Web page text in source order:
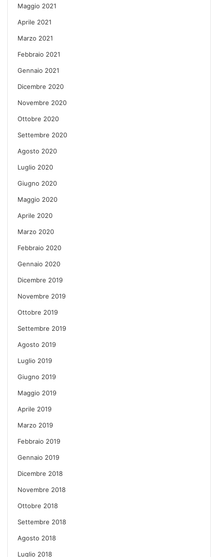
Maggio 2021
Aprile 2021
Marzo 2021
Febbraio 2021
Gennaio 2021
Dicembre 2020
Novembre 2020
Ottobre 2020
Settembre 2020
Agosto 2020
Luglio 2020
Giugno 2020
Maggio 2020
Aprile 2020
Marzo 2020
Febbraio 2020
Gennaio 2020
Dicembre 2019
Novembre 2019
Ottobre 2019
Settembre 2019
Agosto 2019
Luglio 2019
Giugno 2019
Maggio 2019
Aprile 2019
Marzo 2019
Febbraio 2019
Gennaio 2019
Dicembre 2018
Novembre 2018
Ottobre 2018
Settembre 2018
Agosto 2018
Luglio 2018